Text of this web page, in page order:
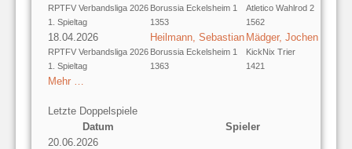
RPTFV Verbandsliga 2026
1. Spieltag
Borussia Eckelsheim 1
1353
Atletico Wahlrod 2
1562
18.04.2026
RPTFV Verbandsliga 2026
1. Spieltag
Heilmann, Sebastian
Borussia Eckelsheim 1
1363
Mädger, Jochen
KickNix Trier
1421
Mehr …
Letzte Doppelspiele
Datum
Spieler
20.06.2026